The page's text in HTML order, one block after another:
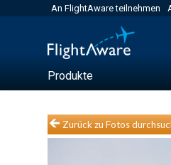
An FlightAware teilnehmen
Produkte
Zurück zu Fotos